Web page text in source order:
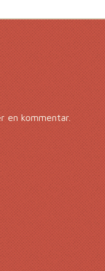
en kommentar.